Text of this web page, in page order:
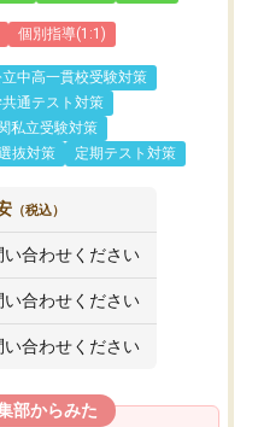
個別指導(1:1)
立中高一貫校受験対策
通テスト対策
私立受験対策
抜対策
定期テスト対策
（税込）
い合わせください
い合わせください
い合わせください
部からみた